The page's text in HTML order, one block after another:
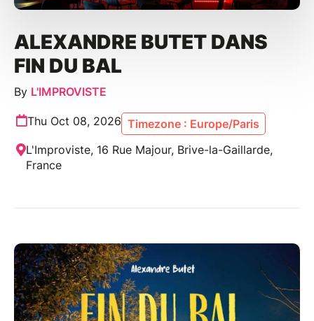
ALEXANDRE BUTET DANS
FIN DU BAL
By L'IMPROVISTE
Thu Oct 08, 2026 Timezone : Europe/Paris
L'Improviste, 16 Rue Majour, Brive-la-Gaillarde,
France